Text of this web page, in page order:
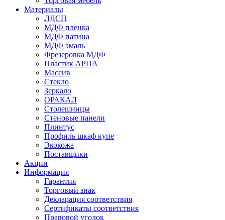
Материалы
ЛДСП
МДФ пленка
МДФ патина
МДФ эмаль
Фрезеровка МДФ
Пластик АРПА
Массив
Стекло
Зеркало
ОРАКАЛ
Столешницы
Стеновые панели
Плинтус
Профиль шкаф купе
Экокожа
Поставщики
Акции
Информация
Гарантия
Торговый знак
Декларация соответствия
Сертификаты соответствия
Правовой уголок